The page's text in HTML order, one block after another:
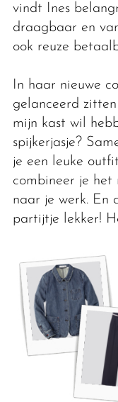
vindt Ines
draagbaar en
ook reuze
In haar nieuwe
gelanceerd
mijn kast wil
spijkerjasje?
je een leuke
combineer je het
naar je werk. En
partijtje lekker!